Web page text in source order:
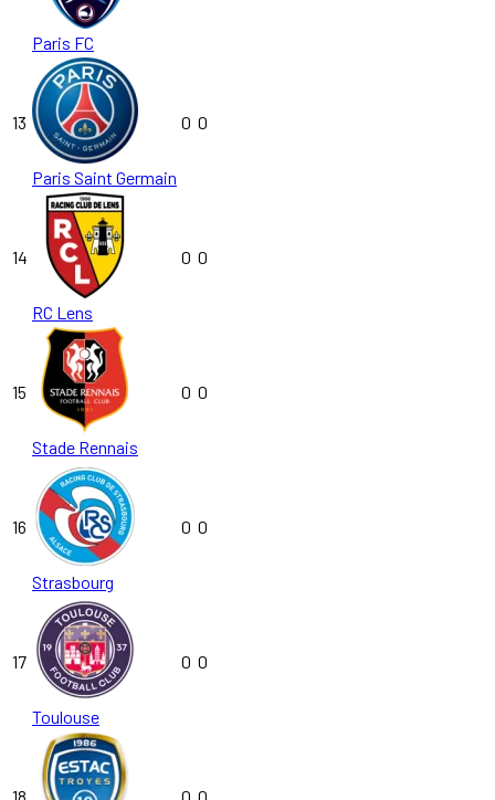
Paris FC
13
Paris Saint Germain
0 0
14
RC Lens
0 0
15
Stade Rennais
0 0
16
Strasbourg
0 0
17
Toulouse
0 0